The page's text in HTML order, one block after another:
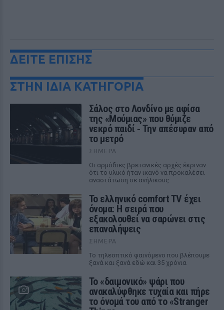
ΔΕΙΤΕ ΕΠΙΣΗΣ
ΣΤΗΝ ΙΔΙΑ ΚΑΤΗΓΟΡΙΑ
Σάλος στο Λονδίνο με αφίσα
της «Μούμιας» που θύμιζε
νεκρό παιδί ‑ Την απέσυραν από
το μετρό
ΣΉΜΕΡΑ
Οι αρμόδιες βρετανικές αρχές έκριναν
ότι το υλικό ήταν ικανό να προκαλέσει
αναστάτωση σε ανήλικους
Το ελληνικό comfort TV έχει
όνομα: Η σειρά που
εξακολουθεί να σαρώνει στις
επαναλήψεις
ΣΉΜΕΡΑ
Το τηλεοπτικό φαινόμενο που βλέπουμε
ξανά και ξανά εδώ και 35 χρόνια
Το «δαιμονικό» ψάρι που
ανακαλύφθηκε τυχαία και πήρε
το όνομά του από το «Stranger